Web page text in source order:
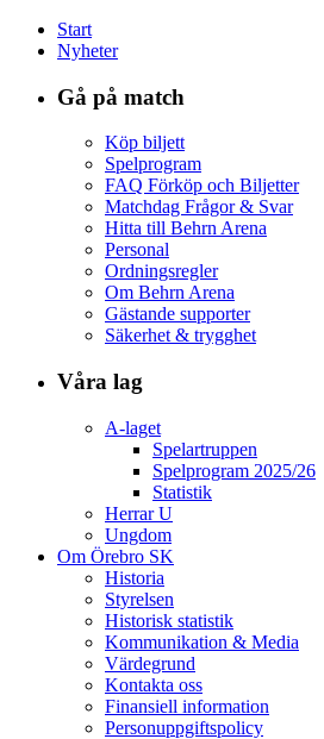
Start
Nyheter
Gå på match
Köp biljett
Spelprogram
FAQ Förköp och Biljetter
Matchdag Frågor & Svar
Hitta till Behrn Arena
Personal
Ordningsregler
Om Behrn Arena
Gästande supporter
Säkerhet & trygghet
Våra lag
A-laget
Spelartruppen
Spelprogram 2025/26
Statistik
Herrar U
Ungdom
Om Örebro SK
Historia
Styrelsen
Historisk statistik
Kommunikation & Media
Värdegrund
Kontakta oss
Finansiell information
Personuppgiftspolicy